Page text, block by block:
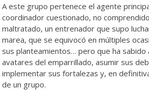
A este grupo pertenece el agente
coordinador cuestionado, no
maltratado, un entrenador que supo
marea, que se equivocó en múltiples
sus planteamientos… pero que ha sabido
avatares del emparrillado, asumir sus
implementar sus fortalezas y, en
de un grupo.